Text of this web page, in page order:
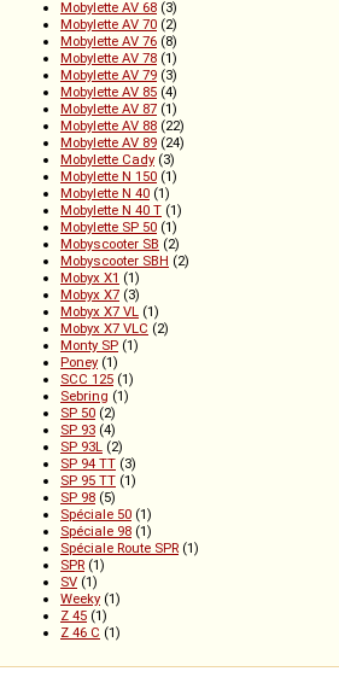
Mobylette AV 68 (3)
Mobylette AV 70 (2)
Mobylette AV 76 (8)
Mobylette AV 78 (1)
Mobylette AV 79 (3)
Mobylette AV 85 (4)
Mobylette AV 87 (1)
Mobylette AV 88 (22)
Mobylette AV 89 (24)
Mobylette Cady (3)
Mobylette N 150 (1)
Mobylette N 40 (1)
Mobylette N 40 T (1)
Mobylette SP 50 (1)
Mobyscooter SB (2)
Mobyscooter SBH (2)
Mobyx X1 (1)
Mobyx X7 (3)
Mobyx X7 VL (1)
Mobyx X7 VLC (2)
Monty SP (1)
Poney (1)
SCC 125 (1)
Sebring (1)
SP 50 (2)
SP 93 (4)
SP 93L (2)
SP 94 TT (3)
SP 95 TT (1)
SP 98 (5)
Spéciale 50 (1)
Spéciale 98 (1)
Spéciale Route SPR (1)
SPR (1)
SV (1)
Weeky (1)
Z 45 (1)
Z 46 C (1)